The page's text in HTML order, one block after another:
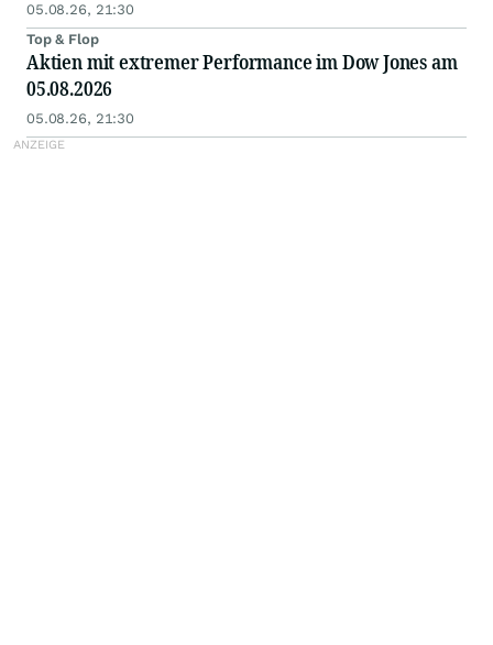
05.08.26, 21:30
Top & Flop
Aktien mit extremer Performance im Dow Jones am
05.08.2026
05.08.26, 21:30